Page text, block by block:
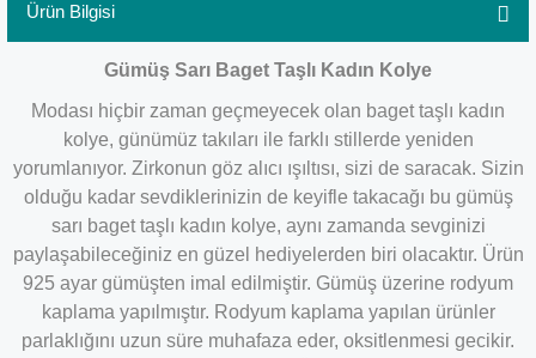
Ürün Bilgisi
Gümüş Sarı Baget Taşlı Kadın Kolye
Modası hiçbir zaman geçmeyecek olan baget taşlı kadın
kolye, günümüz takıları ile farklı stillerde yeniden
yorumlanıyor. Zirkonun göz alıcı ışıltısı, sizi de saracak. Sizin
olduğu kadar sevdiklerinizin de keyifle takacağı bu gümüş
sarı baget taşlı kadın kolye, aynı zamanda sevginizi
paylaşabileceğiniz en güzel hediyelerden biri olacaktır. Ürün
925 ayar gümüşten imal edilmiştir. Gümüş üzerine rodyum
kaplama yapılmıştır. Rodyum kaplama yapılan ürünler
parlaklığını uzun süre muhafaza eder, oksitlenmesi gecikir.